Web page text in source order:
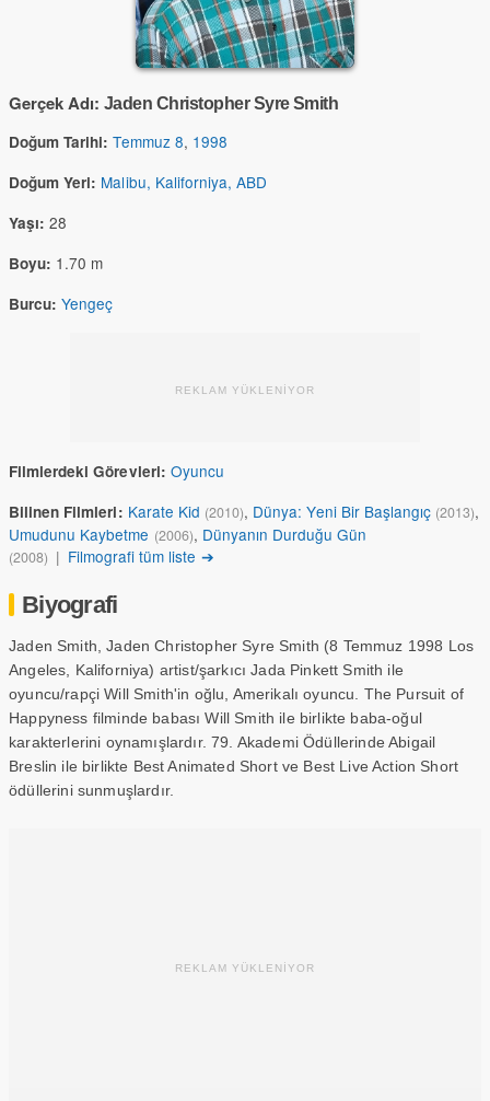
Gerçek Adı: Jaden Christopher Syre Smith
Doğum Tarihi: Temmuz 8, 1998
Doğum Yeri: Malibu, Kaliforniya, ABD
Yaşı: 28
Boyu: 1.70 m
Burcu: Yengeç
REKLAM YÜKLENİYOR
Filmlerdeki Görevleri: Oyuncu
Bilinen Filmleri: Karate Kid (2010), Dünya: Yeni Bir Başlangıç (2013),
Umudunu Kaybetme (2006), Dünyanın Durduğu Gün
(2008) | Filmografi tüm liste ➔
Biyografi
Jaden Smith, Jaden Christopher Syre Smith (8 Temmuz 1998 Los
Angeles, Kaliforniya) artist/şarkıcı Jada Pinkett Smith ile
oyuncu/rapçi Will Smith'in oğlu, Amerikalı oyuncu. The Pursuit of
Happyness filminde babası Will Smith ile birlikte baba-oğul
karakterlerini oynamışlardır. 79. Akademi Ödüllerinde Abigail
Breslin ile birlikte Best Animated Short ve Best Live Action Short
ödüllerini sunmuşlardır.
REKLAM YÜKLENİYOR